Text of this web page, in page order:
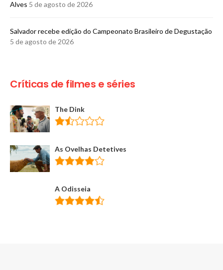
Alves 5 de agosto de 2026
​Salvador recebe edição do Campeonato Brasileiro de Degustação
5 de agosto de 2026
Críticas de filmes e séries
The Dink
As Ovelhas Detetives
A Odisseia